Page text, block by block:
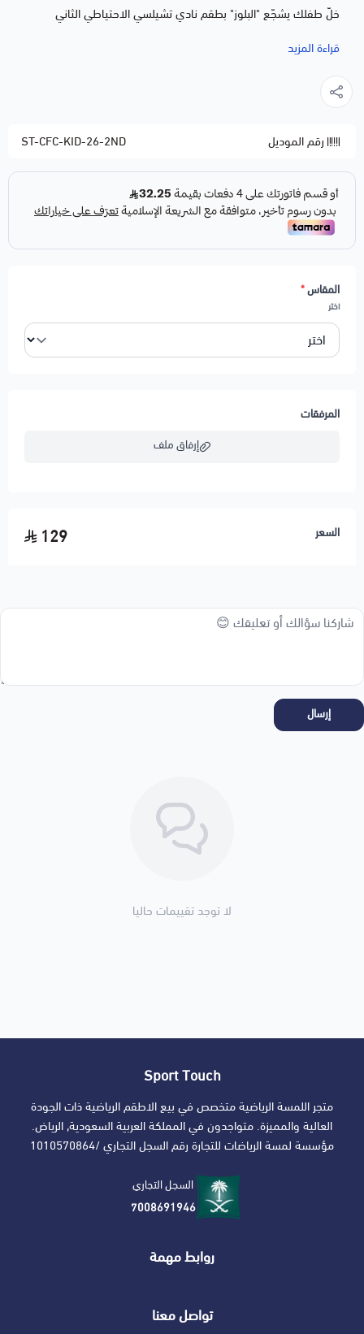
خلّ طفلك يشجّع "البلوز" بطقم نادي تشيلسي الاحتياطي الثاني
للأطفال المكوّن من تيشيرت وشورت، طقم رياضي مريح بتصميم
ألوان ثابتة لا تبهت مع الغسيل المتكرر
متوفر بعدة مقاسات تناسب مختلف الأعمار
مثالي كهدية لعشّاق كرة القدم الصغار
اطلب طقم أطفال تشيلسي الاحتياطي الثاني الآن واحصل على توصيل
سريع لجميع مناطق المملكة.
لاختيار خدمة الطباعة
لاختيار خدمة اضافة شعاراضغط هنا
قراءة المزيد
رقم الموديل ST-CFC-KID-26-2ND
المقاس*
اختر
المرفقات
إرفاق ملف
السعر 129
إرسال
لا توجد تقييمات حاليا
Sport Touch
متجر اللمسة الرياضية متخصص في بيع الاطقم الرياضية ذات الجودة
العالية والمميزة. متواجدون في المملكة العربية السعودية, الرياض.
مؤسسة لمسة الرياضات للتجارة رقم السجل التجاري /1010570864
السجل التجاري
7008691946
روابط مهمة
تواصل معنا